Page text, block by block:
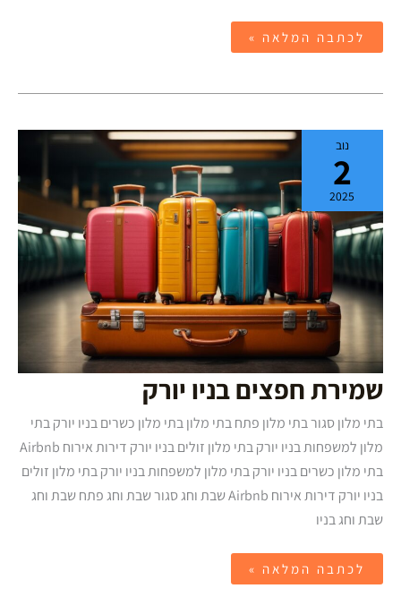
לכתבה המלאה »
נוב
2
2025
שמירת חפצים בניו יורק
בתי מלון סגור בתי מלון פתח בתי מלון בתי מלון כשרים בניו יורק בתי
מלון למשפחות בניו יורק בתי מלון זולים בניו יורק דירות אירוח Airbnb
בתי מלון כשרים בניו יורק בתי מלון למשפחות בניו יורק בתי מלון זולים
בניו יורק דירות אירוח Airbnb שבת וחג סגור שבת וחג פתח שבת וחג
שבת וחג בניו
שמירת
חפצים
בניו
יורק
לכתבה המלאה »